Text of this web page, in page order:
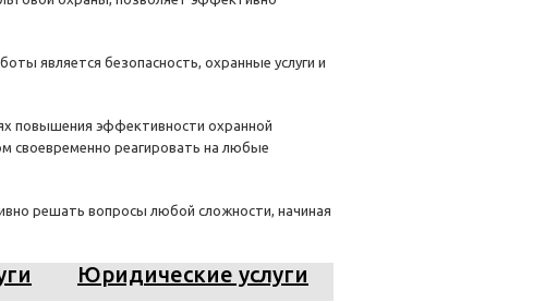
является безопасность, охранные услуги и
повышения эффективности охранной
своевременно реагировать на любые
решать вопросы любой сложности, начиная
Юридические услуги